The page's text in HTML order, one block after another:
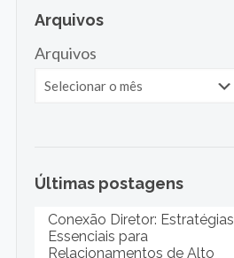
Arquivos
Arquivos
Últimas postagens
Conexão Diretor: Estratégias
Essenciais para
Relacionamentos de Alto